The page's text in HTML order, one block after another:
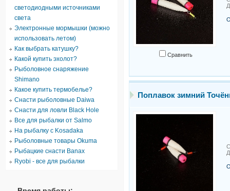
светодиодными источниками
света
Электронные мормышки (можно
использовать летом)
Как выбрать катушку?
Какой купить эхолот?
Рыболовное снаряжение
Shimano
Какое купить термобелье?
Снасти рыболовные Daiwa
Снасти для ловли Black Hole
Все для рыбалки от Salmo
На рыбалку с Kosadaka
Рыболовные товары Okuma
Рыбацкие снасти Banax
Ryobi - все для рыбалки
Сравнить
Поплавок зимний